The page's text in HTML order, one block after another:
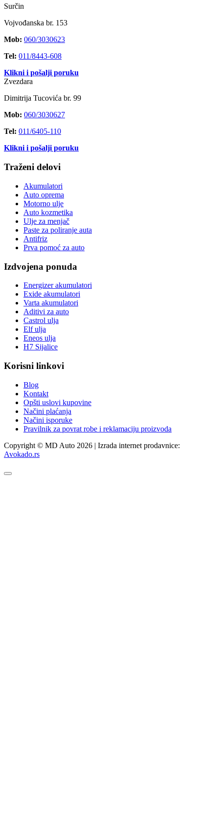
Surčin
Vojvođanska br. 153
Mob: 060/3030623
Tel: 011/8443-608
Klikni i pošalji poruku
Zvezdara
Dimitrija Tucovića br. 99
Mob: 060/3030627
Tel: 011/6405-110
Klikni i pošalji poruku
Traženi delovi
Akumulatori
Auto oprema
Motorno ulje
Auto kozmetika
Ulje za menjač
Paste za poliranje auta
Antifriz
Prva pomoć za auto
Izdvojena ponuda
Energizer akumulatori
Exide akumulatori
Varta akumulatori
Aditivi za auto
Castrol ulja
Elf ulja
Eneos ulja
H7 Sijalice
Korisni linkovi
Blog
Kontakt
Opšti uslovi kupovine
Načini plaćanja
Načini isporuke
Pravilnik za povrat robe i reklamaciju proizvoda
Copyright © MD Auto 2026 | Izrada internet prodavnice:
Avokado.rs